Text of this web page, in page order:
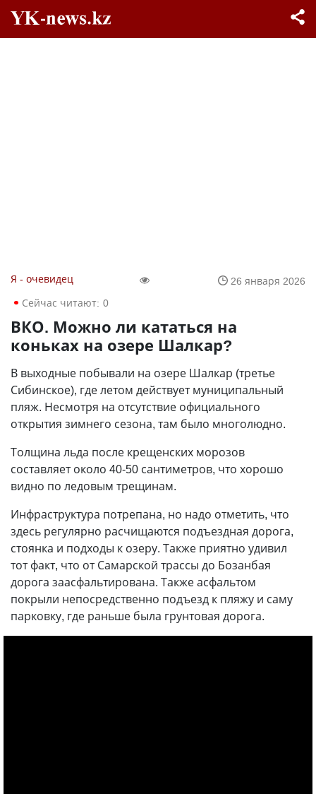
Я - очевидец
26 января 2026
Сейчас читают: 0
ВКО. Можно ли кататься на
коньках на озере Шалкар?
В выходные побывали на озере Шалкар (третье
Сибинское), где летом действует муниципальный
пляж. Несмотря на отсутствие официального
открытия зимнего сезона, там было многолюдно.
Толщина льда после крещенских морозов
составляет около 40-50 сантиметров, что хорошо
видно по ледовым трещинам.
Инфраструктура потрепана, но надо отметить, что
здесь регулярно расчищаются подъездная дорога,
стоянка и подходы к озеру. Также приятно удивил
тот факт, что от Самарской трассы до Бозанбая
дорога заасфальтирована. Также асфальтом
покрыли непосредственно подъезд к пляжу и саму
парковку, где раньше была грунтовая дорога.